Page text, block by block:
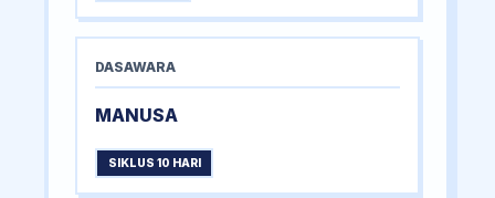
DASAWARA
MANUSA
SIKLUS 10 HARI